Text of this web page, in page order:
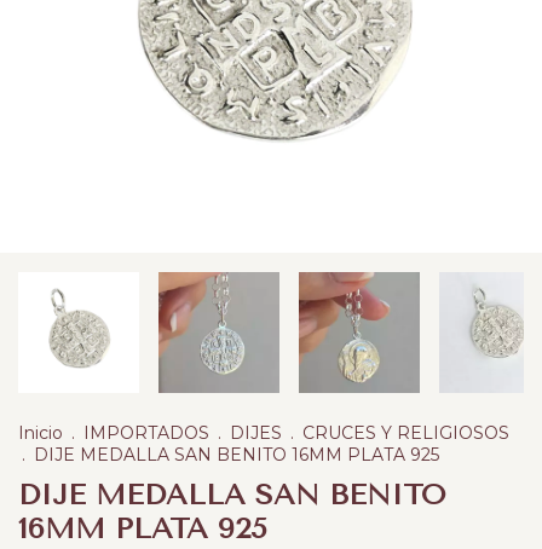
Inicio . IMPORTADOS . DIJES . CRUCES Y RELIGIOSOS
. DIJE MEDALLA SAN BENITO 16MM PLATA 925
DIJE MEDALLA SAN BENITO
16MM PLATA 925